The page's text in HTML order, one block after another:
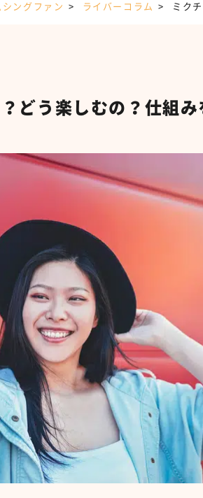
ングファン ライバーコラム ミク
どう楽しむの？仕組み